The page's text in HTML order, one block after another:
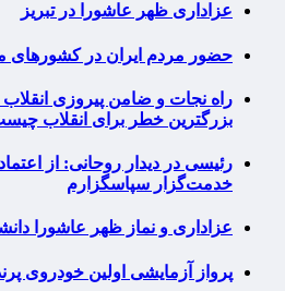
عزاداری ظهر عاشورا در تبریز
حضور مردم ایران در کشورهای
راه نجات و ضامن پیروزی
بزرگترین خطر برای انقلاب
رئیسی در دیدار روحانی: از
خدمت‌گزار سپاسگزارم
عزاداری و نماز ظهر عاشورا
پرواز آزمایشی اولین خودروی